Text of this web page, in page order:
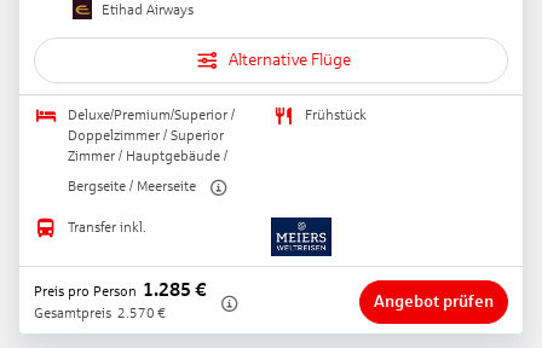
Etihad Airways
Alternative Flüge
Deluxe/Premium/Superior /
Doppelzimmer / Superior
Zimmer / Hauptgebäude /
Bergseite / Meerseite
Frühstück
Transfer inkl.
Preis pro Person 1.285 €
Gesamtpreis 2.570 €
Angebot prüfen